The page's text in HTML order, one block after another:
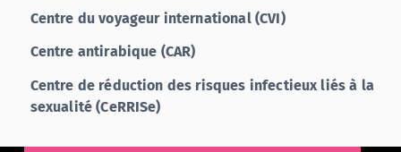
Centre du voyageur international (CVI)
Centre antirabique (CAR)
Centre de réduction des risques infectieux liés à la
sexualité (CeRRISe)